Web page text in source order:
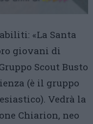
«La Santa
giovani di
Scout Busto
(è il gruppo
Vedrà la
Chiarion, neo